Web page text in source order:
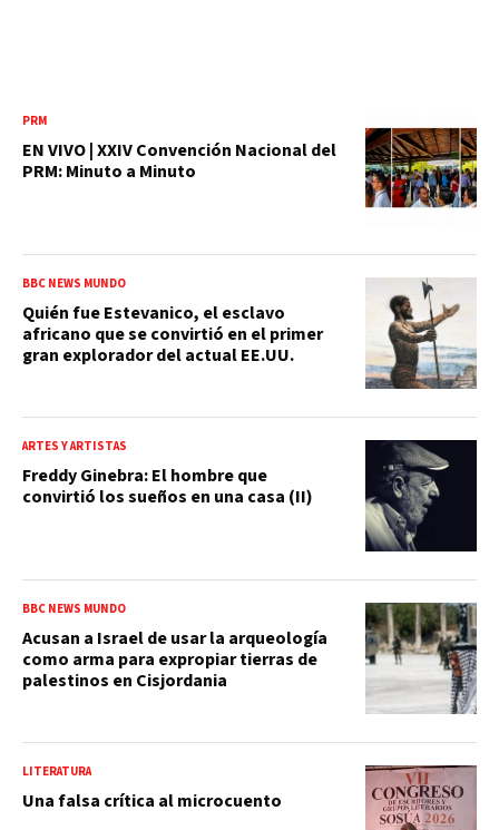
PRM
EN VIVO | XXIV Convención Nacional del
PRM: Minuto a Minuto
BBC NEWS MUNDO
Quién fue Estevanico, el esclavo
africano que se convirtió en el primer
gran explorador del actual EE.UU.
ARTES Y ARTISTAS
Freddy Ginebra: El hombre que
convirtió los sueños en una casa (II)
BBC NEWS MUNDO
Acusan a Israel de usar la arqueología
como arma para expropiar tierras de
palestinos en Cisjordania
LITERATURA
Una falsa crítica al microcuento